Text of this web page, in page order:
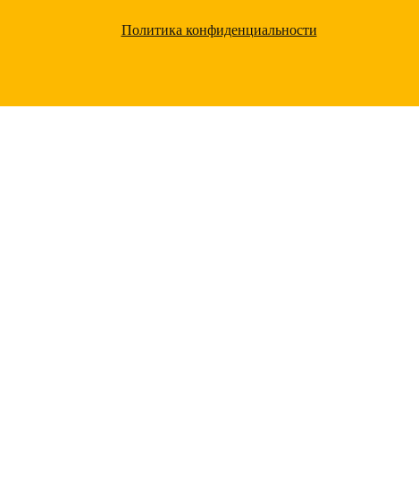
Политика конфиденциальности